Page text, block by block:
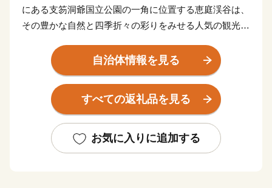
にある支笏洞爺国立公園の一角に位置する恵庭渓谷は、
その豊かな自然と四季折々の彩りをみせる人気の観光ス
花づくりが盛んで、個人の庭を開放したオープンガーデ
ンに全国各地からたくさんの方が見学に訪れています。
読書活動も盛んで、全国に先駆けて実施したブックスタ
ート事業など、読書のまちづくりにも力を入れていま
豊かな水資源を求め、大手ビール工場（サッポロビール
北海道工場）など食品関連企業の立地が進んでいます。
自治体情報を見る
すべての返礼品を見る
お気に入りに追加する